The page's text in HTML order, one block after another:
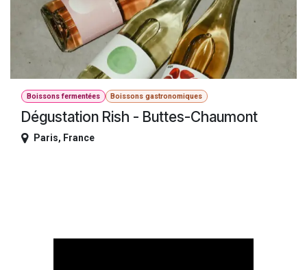
Boissons fermentées Boissons gastronomiques
Dégustation Rish - Buttes-Chaumont
Paris, France